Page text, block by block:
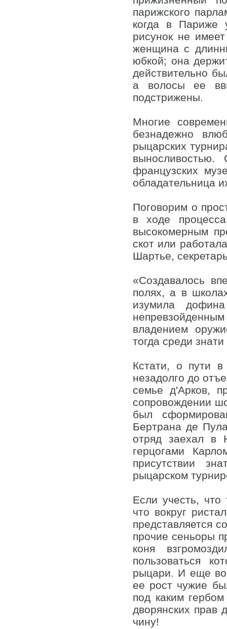
парижского
когда в Париже
рисунок не
женщина с
юбкой; она
действительно
а волосы ее
подстрижены.
Многие
безнадежно
рыцарских
французских
обладательница
Поговорим о
в ходе
высокомерным
скот или
Шартье,
«Создавалось
полях, а в
изумила
владением
тогда среди
Кстати, о пути
незадолго до
семье д'Арков,
сопровождении
был
Бертрана де
отряд заехал в
герцогами
присутствии
рыцарском
Если учесть, что
что вокруг
представляется
прочие сеньоры
коня
пользоваться
рыцари. И еще
ее рост чужие
под каким
дворянских прав
чину!